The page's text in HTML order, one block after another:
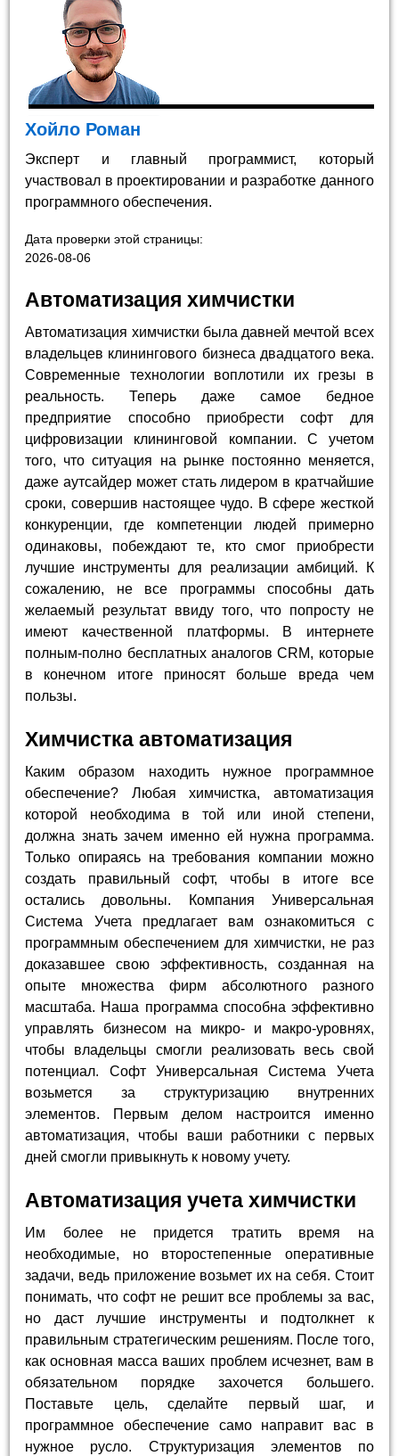
Хойло Роман
Эксперт и главный программист, который
участвовал в проектировании и разработке данного
программного обеспечения.
Дата проверки этой страницы:
2026-08-06
Автоматизация химчистки
Автоматизация химчистки была давней мечтой всех
владельцев клинингового бизнеса двадцатого века.
Современные технологии воплотили их грезы в
реальность. Теперь даже самое бедное
предприятие способно приобрести софт для
цифровизации клининговой компании. С учетом
того, что ситуация на рынке постоянно меняется,
даже аутсайдер может стать лидером в кратчайшие
сроки, совершив настоящее чудо. В сфере жесткой
конкуренции, где компетенции людей примерно
одинаковы, побеждают те, кто смог приобрести
лучшие инструменты для реализации амбиций. К
сожалению, не все программы способны дать
желаемый результат ввиду того, что попросту не
имеют качественной платформы. В интернете
полным-полно бесплатных аналогов CRM, которые
в конечном итоге приносят больше вреда чем
пользы.
Химчистка автоматизация
Каким образом находить нужное программное
обеспечение? Любая химчистка, автоматизация
которой необходима в той или иной степени,
должна знать зачем именно ей нужна программа.
Только опираясь на требования компании можно
создать правильный софт, чтобы в итоге все
остались довольны. Компания Универсальная
Система Учета предлагает вам ознакомиться с
программным обеспечением для химчистки, не раз
доказавшее свою эффективность, созданная на
опыте множества фирм абсолютного разного
масштаба. Наша программа способна эффективно
управлять бизнесом на микро- и макро-уровнях,
чтобы владельцы смогли реализовать весь свой
потенциал. Софт Универсальная Система Учета
возьмется за структуризацию внутренних
элементов. Первым делом настроится именно
автоматизация, чтобы ваши работники с первых
дней смогли привыкнуть к новому учету.
Автоматизация учета химчистки
Им более не придется тратить время на
необходимые, но второстепенные оперативные
задачи, ведь приложение возьмет их на себя. Стоит
понимать, что софт не решит все проблемы за вас,
но даст лучшие инструменты и подтолкнет к
правильным стратегическим решениям. После того,
как основная масса ваших проблем исчезнет, вам в
обязательном порядке захочется большего.
Поставьте цель, сделайте первый шаг, и
программное обеспечение само направит вас в
нужное русло. Структуризация элементов по